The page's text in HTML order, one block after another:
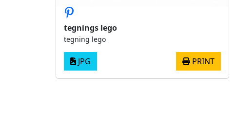
tegnings lego
tegning lego
JPG PRINT